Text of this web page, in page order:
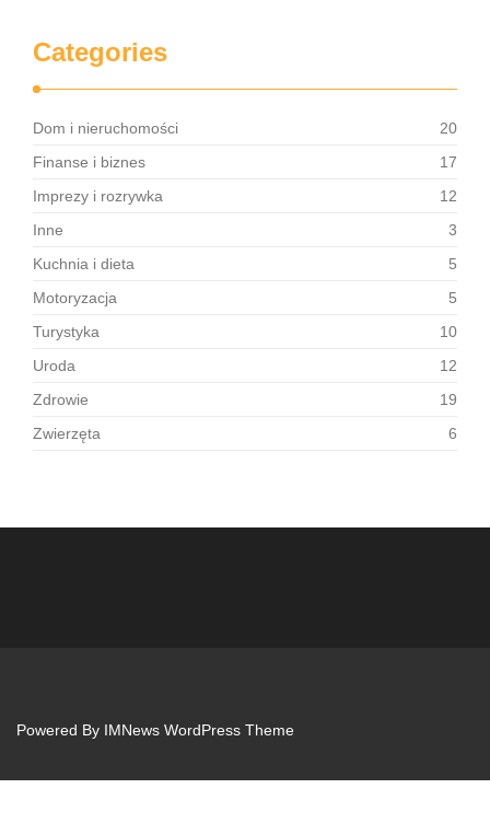
Categories
Dom i nieruchomości
20
Finanse i biznes
17
Imprezy i rozrywka
12
Inne
3
Kuchnia i dieta
5
Motoryzacja
5
Turystyka
10
Uroda
12
Zdrowie
19
Zwierzęta
6
Powered By IMNews WordPress Theme